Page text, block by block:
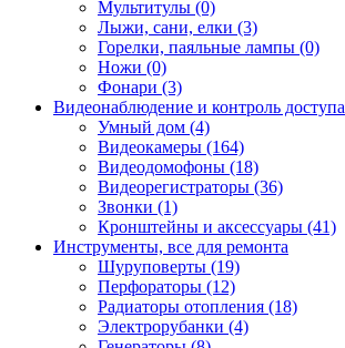
Мультитулы (0)
Лыжи, сани, елки (3)
Горелки, паяльные лампы (0)
Ножи (0)
Фонари (3)
Видеонаблюдение и контроль доступа
Умный дом (4)
Видеокамеры (164)
Видеодомофоны (18)
Видеорегистраторы (36)
Звонки (1)
Кронштейны и аксессуары (41)
Инструменты, все для ремонта
Шуруповерты (19)
Перфораторы (12)
Радиаторы отопления (18)
Электрорубанки (4)